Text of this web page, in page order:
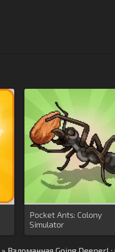
Pocket Ants: Colony
Simulator